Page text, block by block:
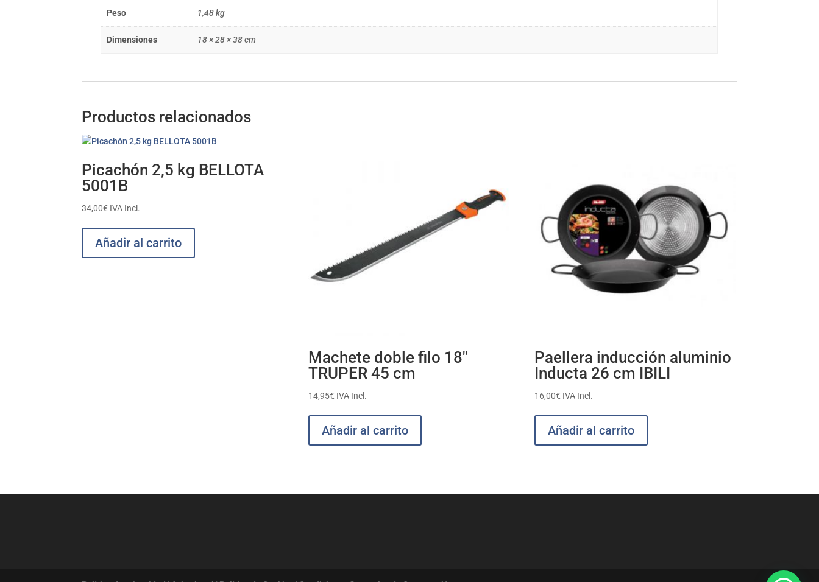
Peso 1,48 kg
Dimensiones 18 × 28 × 38 cm
Productos relacionados
Picachón 2,5 kg BELLOTA
5001B
34,00€ IVA Incl.
Añadir al carrito
Machete doble filo 18″
TRUPER 45 cm
14,95€ IVA Incl.
Añadir al carrito
Paellera inducción aluminio
Inducta 26 cm IBILI
16,00€ IVA Incl.
Añadir al carrito